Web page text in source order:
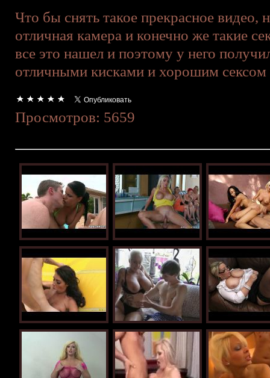
Что бы снять такое прекрасное
отличная камера и конечно же такие
все это нашел и поэтому у него
отличными кисками и хорошим сексом
Просмотров: 5659